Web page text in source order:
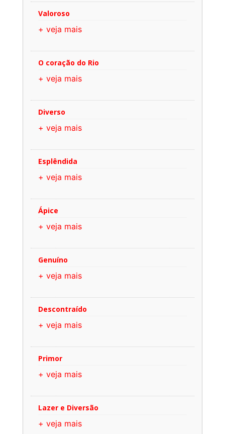
Valoroso
+ veja mais
O coração do Rio
+ veja mais
Diverso
+ veja mais
Esplêndida
+ veja mais
Ápice
+ veja mais
Genuíno
+ veja mais
Descontraído
+ veja mais
Primor
+ veja mais
Lazer e Diversão
+ veja mais